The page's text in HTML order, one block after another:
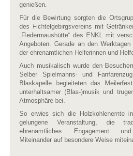
genießen.
Für die Bewirtung sorgten die
des Fichtelgebirgsvereins mit
„Fledermaushütte“ des ENKL mit
Angeboten. Gerade an den
der ehrenamtlichen Helferinnen und
Auch musikalisch wurde den
Selber Spielmanns- und
Blaskapelle begleiteten das
unterhaltsamer (Blas-)musik und
Atmosphäre bei.
So erwies sich die Holzkohlenernte
gelungene Veranstaltung, die
ehrenamtliches Engagement
Miteinander auf besondere Weise